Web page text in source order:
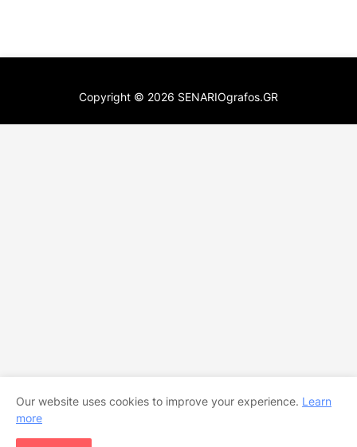
Copyright © 2026 SENARIOgrafos.GR
Our website uses cookies to improve your experience. Learn
more